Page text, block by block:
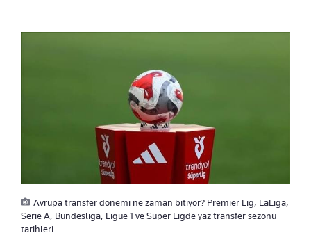
Avrupa transfer dönemi ne zaman bitiyor? Premier Lig, LaLiga,
Serie A, Bundesliga, Ligue 1 ve Süper Ligde yaz transfer sezonu
tarihleri